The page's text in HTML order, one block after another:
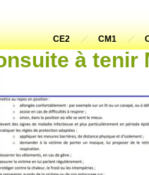
CE2 CM1
à tenir